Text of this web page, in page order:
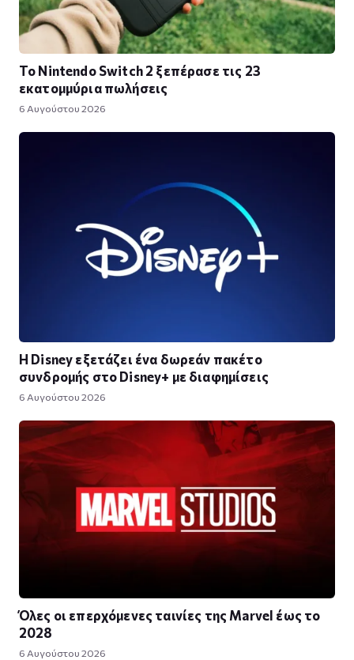
Το Nintendo Switch 2 ξεπέρασε τις 23
εκατομμύρια πωλήσεις
6 Αυγούστου 2026
Η Disney εξετάζει ένα δωρεάν πακέτο
συνδρομής στο Disney+ με διαφημίσεις
6 Αυγούστου 2026
Όλες οι επερχόμενες ταινίες της Marvel έως το
2028
6 Αυγούστου 2026